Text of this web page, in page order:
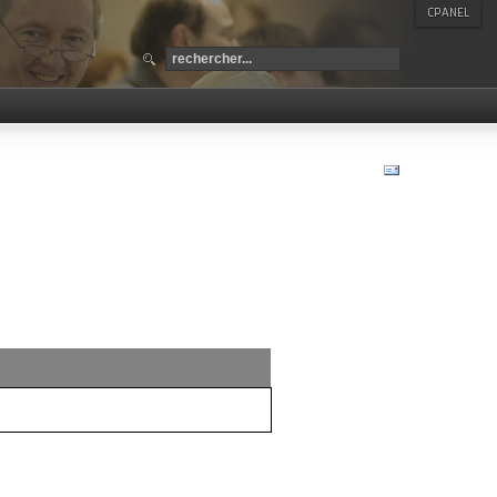
CPANEL